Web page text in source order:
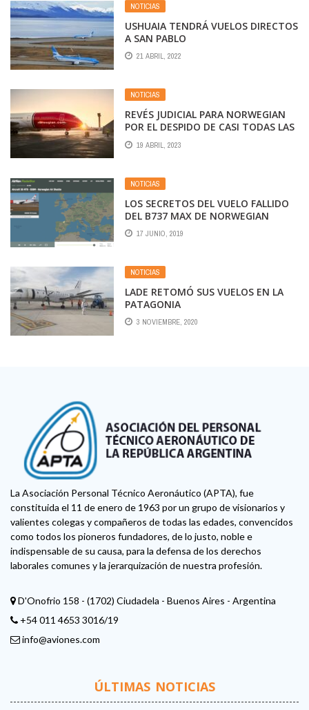
NOTICIAS
USHUAIA TENDRÁ VUELOS DIRECTOS
A SAN PABLO
21 ABRIL, 2022
NOTICIAS
REVÉS JUDICIAL PARA NORWEGIAN
POR EL DESPIDO DE CASI TODAS LAS
MUJERES PILOTO
19 ABRIL, 2023
NOTICIAS
LOS SECRETOS DEL VUELO FALLIDO
DEL B737 MAX DE NORWEGIAN
17 JUNIO, 2019
NOTICIAS
LADE RETOMÓ SUS VUELOS EN LA
PATAGONIA
3 NOVIEMBRE, 2020
La Asociación Personal Técnico Aeronáutico (APTA), fue
constituida el 11 de enero de 1963 por un grupo de visionarios y
valientes colegas y compañeros de todas las edades, convencidos
como todos los pioneros fundadores, de lo justo, noble e
indispensable de su causa, para la defensa de los derechos
laborales comunes y la jerarquización de nuestra profesión.
D'Onofrio 158 - (1702) Ciudadela - Buenos Aires - Argentina
+54 011 4653 3016/19
info@aviones.com
ÚLTIMAS NOTICIAS